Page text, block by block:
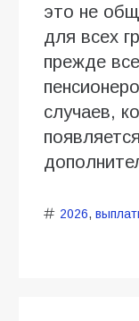
это не
для всех
прежде
случаев,
2026,